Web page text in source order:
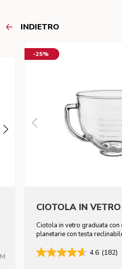
INDIETRO
-25%
CIOTOLA IN
Ciotola in vetro graduata con
planetarie con testa
4.6 (182)